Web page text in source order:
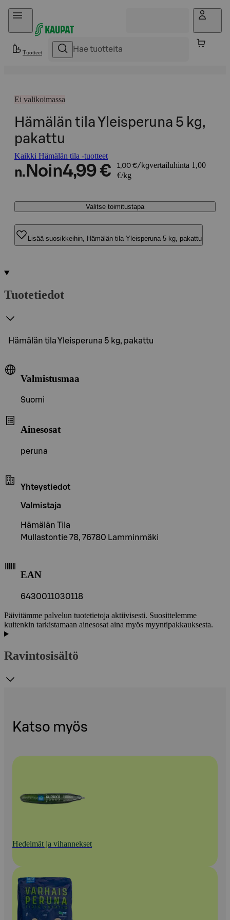
Hyppää sisältöön
Tuotteet
Ei valikoimassa
Hämälän tila Yleisperuna 5 kg,
pakattu
Kaikki Hämälän tila -tuotteet
n. Noin4,99 € 1,00 €/kgvertailuhinta 1,00
€/kg
Valitse toimitustapa
Lisää suosikkeihin, Hämälän tila Yleisperuna 5 kg, pakattu
Tuotetiedot
Hämälän tila Yleisperuna 5 kg, pakattu
Valmistusmaa
Suomi
Ainesosat
peruna
Yhteystiedot
Valmistaja
Hämälän Tila
Mullastontie 78, 76780 Lamminmäki
EAN
6430011030118
Päivitämme palvelun tuotetietoja aktiivisesti. Suosittelemme
kuitenkin tarkistamaan ainesosat aina myös myyntipakkauksesta.
Ravintosisältö
Katso myös
Hedelmät ja vihannekset